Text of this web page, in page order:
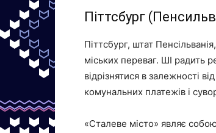
Піттсбург
Піттсбург, штат
міських переваг. ШІ радить
відрізнятися в залежності
комунальних платежів і
«Сталеве місто» являє